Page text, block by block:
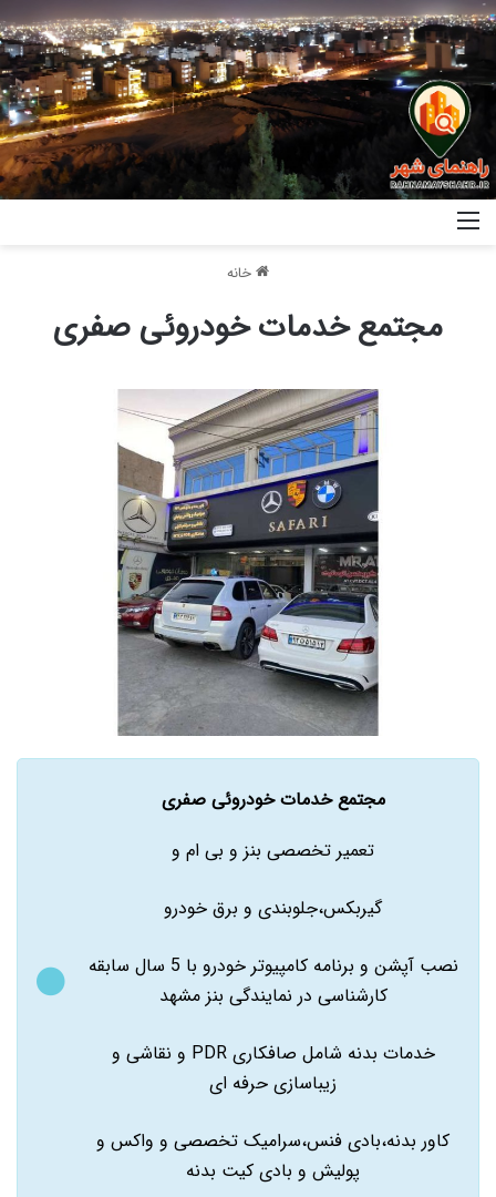
خانه
مجتمع خدمات خودروئی صفری
مجتمع خدمات خودروئی صفری
تعمیر تخصصی بنز و بی ام و
گیربکس،جلوبندی و برق خودرو
نصب آپشن و برنامه کامپیوتر خودرو با 5 سال سابقه
کارشناسی در نمایندگی بنز مشهد
خدمات بدنه شامل صافکاری PDR و نقاشی و
زیباسازی حرفه ای
کاور بدنه،بادی فنس،سرامیک تخصصی و واکس و
پولیش و بادی کیت بدنه